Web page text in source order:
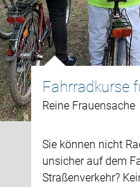
Fahrradkurse
Reine Frauensache
Sie können nicht
unsicher auf dem
Straßenverkehr?